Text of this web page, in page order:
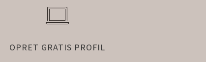
OPRET GRATIS PROFIL